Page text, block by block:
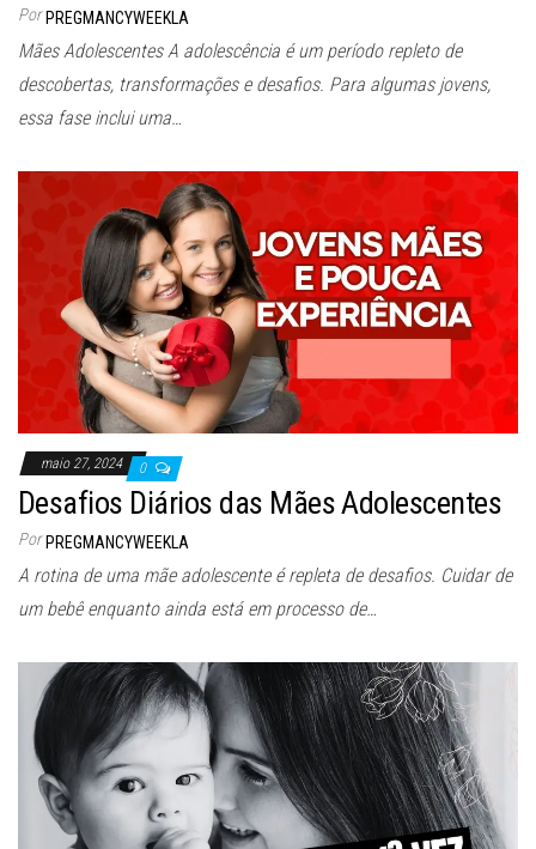
Por PREGMANCYWEEKLA
Mães Adolescentes A adolescência é um período repleto de
descobertas, transformações e desafios. Para algumas jovens,
essa fase inclui uma…
maio 27, 2024 0
Desafios Diários das Mães Adolescentes
Por PREGMANCYWEEKLA
A rotina de uma mãe adolescente é repleta de desafios. Cuidar de
um bebê enquanto ainda está em processo de…